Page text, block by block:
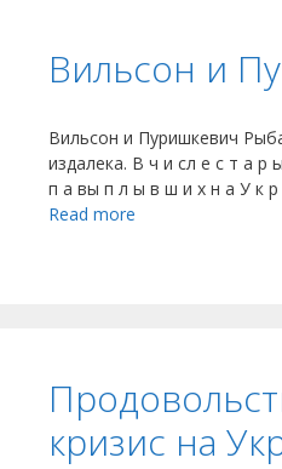
Вильсон и
Вильсон и Пуришкевич
издалека. В ч и сл е с т а р
п а вы п л ы в ш и х н а У к
Read more
кризис на